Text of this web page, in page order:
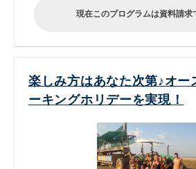
現在このプログラムは資料請求
楽しみ方はあなた次第♪オー
ーキングホリデーを実現！